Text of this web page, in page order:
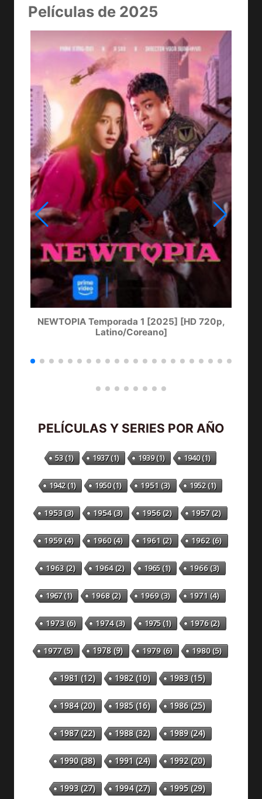
Películas de 2025
NEWTOPIA Temporada 1 [2025] [HD 720p,
Latino/Coreano]
PELÍCULAS Y SERIES POR AÑO
53(1) 1937(1) 1939(1) 1940(1)
1942(1) 1950(1) 1951 (3) 1952(1)
1953(3) 1954(3) 1956(2) 1957(2)
1959(4) 1960(4) 1961 (2) 1962(6)
1963(2) 1964(2) 1965(1) 1966(3)
1967(1) 1968(2) 1969(3) 1971 (4)
1973(6) 1974(3) 1975(1) 1976(2)
1977(5) 1978(9) 1979(6) 1980(5)
1981 (12) 1982(10) 1983(15)
1984(20) 1985(16) 1986(25)
1987(22) 1988(32) 1989(24)
1990(38) 1991 (24) 1992(20)
1993(27) 1994(27) 1995(29)